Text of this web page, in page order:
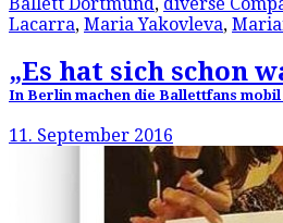
Lacarra, Maria Yakovleva,
„Es hat sich schon
In Berlin machen die Ballettfans
11. September 2016